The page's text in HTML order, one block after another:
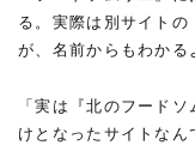
る。実際は別サイトの
が、名前からもわかる
「実は『北のフード
けとなったサイトな